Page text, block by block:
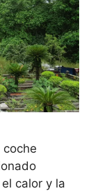
calor y la